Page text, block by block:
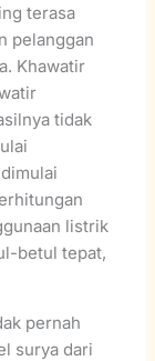
terasa
pelanggan
Khawatir
tidak
listrik
betul tepat,
pernah
surya dari